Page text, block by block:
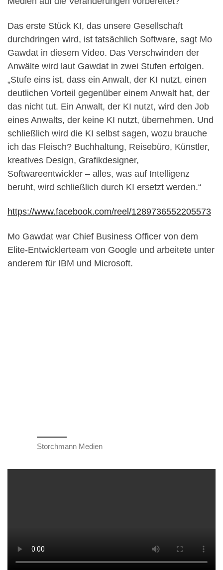
Das erste Stück KI, das unsere Gesellschaft
durchdringen wird, ist tatsächlich Software, sagt Mo
Gawdat in diesem Video. Das Verschwinden der
Anwälte wird laut Gawdat in zwei Stufen erfolgen.
„Stufe eins ist, dass ein Anwalt, der KI nutzt, einen
deutlichen Vorteil gegenüber einem Anwalt hat, der
das nicht tut. Ein Anwalt, der KI nutzt, wird den Job
eines Anwalts, der keine KI nutzt, übernehmen. Und
schließlich wird die KI selbst sagen, wozu brauche
ich das Fleisch? Buchhaltung, Reisebüro, Künstler,
kreatives Design, Grafikdesigner,
Softwareentwickler – alles, was auf Intelligenz
beruht, wird schließlich durch KI ersetzt werden.“
https://www.facebook.com/reel/1289736552205573
Mo Gawdat war Chief Business Officer von dem
Elite-Entwicklerteam von Google und arbeitete unter
anderem für IBM und Microsoft.
Storchmann Medien